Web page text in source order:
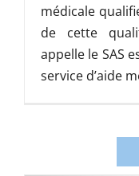
médicale
de cette
appelle le SAS
service d’aide